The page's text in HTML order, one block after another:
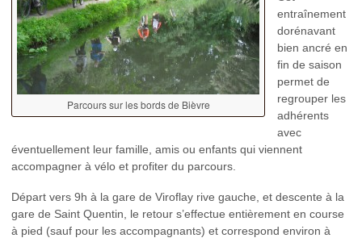
Parcours sur les bords de Bièvre
entraînement
dorénavant
bien ancré en
fin de saison
permet de
regrouper les
adhérents
avec
éventuellement leur famille, amis ou enfants qui viennent
accompagner à vélo et profiter du parcours.
Départ vers 9h à la gare de Viroflay rive gauche, et descente à la
gare de Saint Quentin, le retour s’effectue entièrement en course
à pied (sauf pour les accompagnants) et correspond environ à